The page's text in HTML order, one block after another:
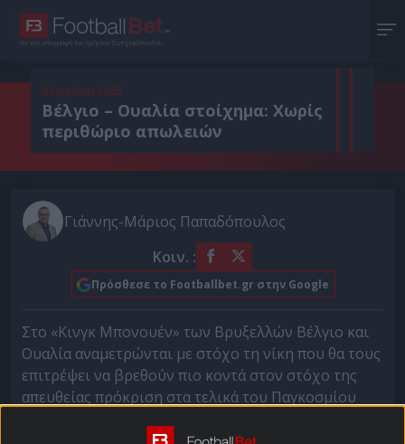
Με την υπογραφή του Χρήστου Σωτηρακόπουλου
9 Ιουνίου 2025
Βέλγιο – Ουαλία στοίχημα: Χωρίς
περιθώριο απωλειών
Γιάννης-Μάριος Παπαδόπουλος
Κοιν. :
Πρόσθεσε το Footballbet.gr στην Google
Στο «Κινγκ Μπονουέν» των Βρυξελλών Βέλγιο και
Ουαλία αναμετρώνται με στόχο τη νίκη που θα τους
επιτρέψει να βρεθούν πιο κοντά στον στόχο της
απευθείας πρόκριση στα τελικά του Παγκοσμίου